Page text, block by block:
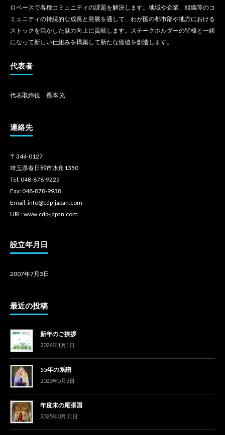
ロベースで各種コミュニティの課題を解決します。地域や企業、組織等のコ
ミュニティの持続的な成長と発展を通して、わが国の都市部や地方における
ストックを活かした魅力向上に貢献します。ステークホルダーの皆様と一緒
になって新しい仕組みを構築して新たな価値を創造します。
代表者
代表取締役 長本 光
連絡先
〒344-0127
埼玉県春日部市水角1350
Tel: 048-878-9225
Fax: 048-878-9938
Email: info@cdp-japan.com
URL: www.cdp-japan.com
設立年月日
2007年7月3日
最近の投稿
新年のご挨拶
2026年1月1日
55年の系譜
2025年5月3日
年度末の尾張国
2025年3月31日